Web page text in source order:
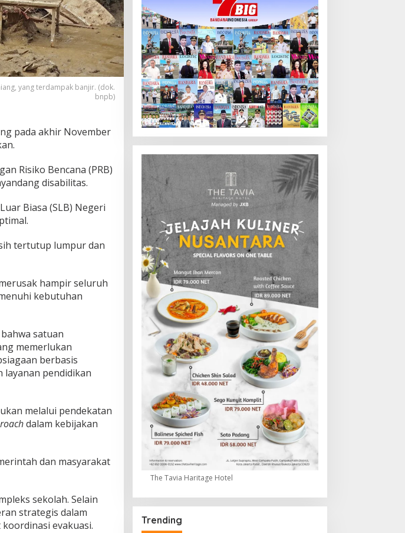
yang terdampak banjir. (dok.
bnpb)
pada akhir November
Risiko Bencana (PRB)
disabilitas.
Biasa (SLB) Negeri
tertutup lumpur dan
hampir seluruh
kebutuhan
satuan
memerlukan
berbasis
pendidikan
melalui pendekatan
dalam kebijakan
dan masyarakat
sekolah. Selain
strategis dalam
evakuasi.
The Tavia Haritage Hotel
Trending